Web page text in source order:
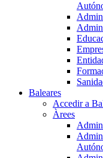
Baleares
Accedir a
Àrees